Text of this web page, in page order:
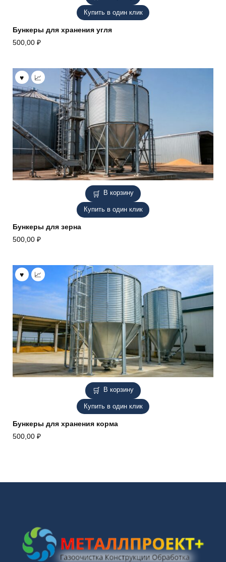
Купить в один клик
Бункеры для хранения угля
500,00 ₽
В корзину
Купить в один клик
Бункеры для зерна
500,00 ₽
В корзину
Купить в один клик
Бункеры для хранения корма
500,00 ₽